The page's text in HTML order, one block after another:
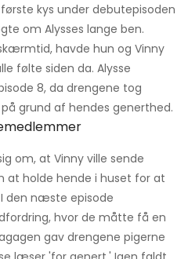
kys under debutepisoden
om Alysses lange ben.
havde hun og Vinny
følte siden da. Alysse
8, da drengene tog
grund af hendes generthed.
om, at Vinny ville sende
at holde hende i huset for at
den næste episode
hvor de måtte få en
gav drengene pigerne